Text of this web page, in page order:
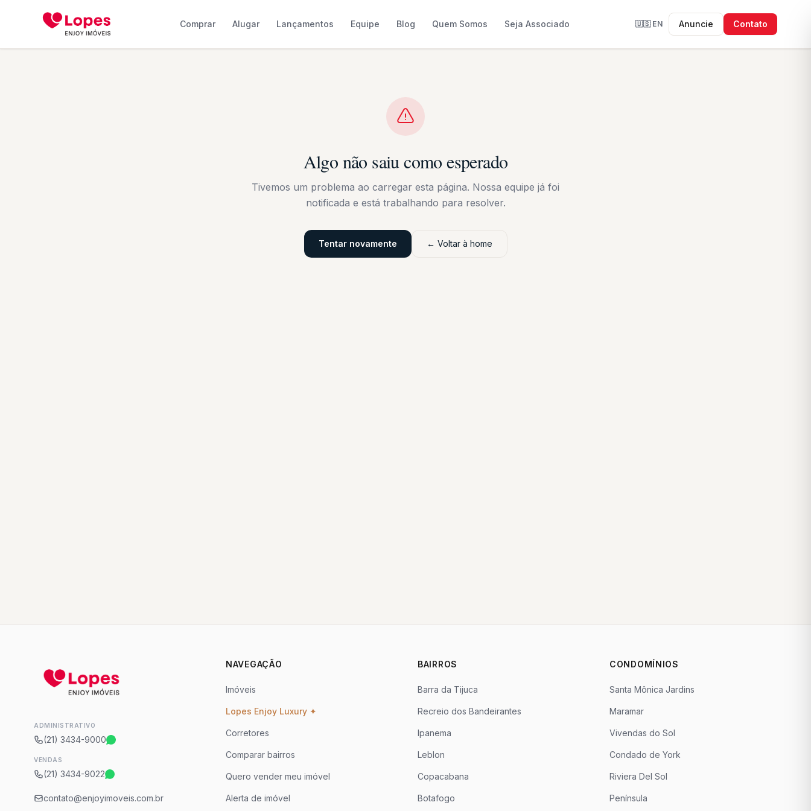
Comprar Alugar Lançamentos Equipe Blog Quem Somos Seja Associado 🇺🇸 EN Anuncie Contato
Algo não saiu como esperado
Tivemos um problema ao carregar esta página. Nossa equipe já foi
notificada e está trabalhando para resolver.
Tentar novamente ← Voltar à home
ADMINISTRATIVO
(21) 3434-9000
VENDAS
(21) 3434-9022
contato@enjoyimoveis.com.br
NAVEGAÇÃO
Imóveis
Lopes Enjoy Luxury ✦
Corretores
Comparar bairros
Quero vender meu imóvel
Alerta de imóvel
BAIRROS
Barra da Tijuca
Recreio dos Bandeirantes
Ipanema
Leblon
Copacabana
Botafogo
CONDOMÍNIOS
Santa Mônica Jardins
Maramar
Vivendas do Sol
Condado de York
Riviera Del Sol
Península